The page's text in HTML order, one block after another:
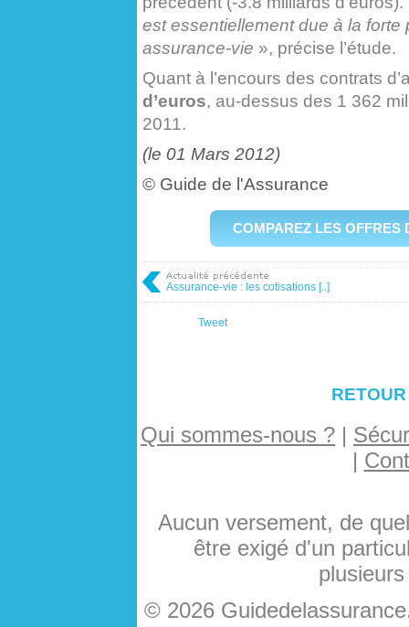
est essentiellement due à la
assurance-vie », précise l’étude.
Quant à l’encours des contrats
d’euros, au-dessus des 1 362
2011.
(le 01 Mars 2012)
© Guide de l'Assurance
COMPAREZ LES OFFRES
Assurance-vie : les cotisations [..]
Tweet
Qui sommes-nous ? |
|
Aucun versement, de
être exigé d'un
© 2026